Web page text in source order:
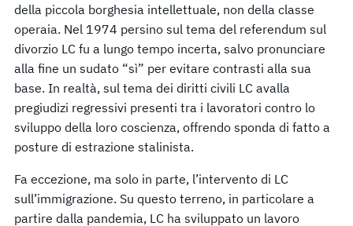
della piccola borghesia intellettuale, non della classe
operaia. Nel 1974 persino sul tema del referendum sul
divorzio LC fu a lungo tempo incerta, salvo pronunciare
alla fine un sudato “sì” per evitare contrasti alla sua
base. In realtà, sul tema dei diritti civili LC avalla
pregiudizi regressivi presenti tra i lavoratori contro lo
sviluppo della loro coscienza, offrendo sponda di fatto a
posture di estrazione stalinista.
Fa eccezione, ma solo in parte, l’intervento di LC
sull’immigrazione. Su questo terreno, in particolare a
partire dalla pandemia, LC ha sviluppato un lavoro